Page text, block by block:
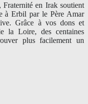
Fraternité en Irak soutient
à Erbil par le Père Amar
Grâce à vos dons et
la Loire, des centaines
plus facilement un